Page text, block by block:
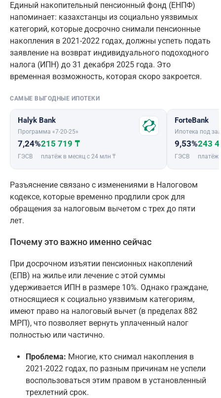
Единый накопительный пенсионный фонд (ЕНПФ)
напоминает: казахстанцы из социально уязвимых
категорий, которые досрочно снимали пенсионные
накопления в 2021-2022 годах, должны успеть подать
заявление на возврат индивидуального подоходного
налога (ИПН) до 31 декабря 2025 года. Это
временная возможность, которая скоро закроется.
САМЫЕ ВЫГОДНЫЕ ИПОТЕКИ
Halyk Bank
Программа «7-20-25»
7,24%
ГЭСВ
215 719 ₸
платёж в месяц с 24 млн ₸
ForteBank
Ипотека под
9,53%
ГЭСВ
243
платёж
Разъяснение связано с изменениями в Налоговом
кодексе, которые временно продлили срок для
обращения за налоговым вычетом с трех до пяти
лет.
Почему это важно именно сейчас
При досрочном изъятии пенсионных накоплений
(ЕПВ) на жилье или лечение с этой суммы
удерживается ИПН в размере 10%. Однако граждане,
относящиеся к социально уязвимым категориям,
имеют право на налоговый вычет (в пределах 882
МРП), что позволяет вернуть уплаченный налог
полностью или частично.
Проблема: Многие, кто снимал накопления в
2021-2022 годах, по разным причинам не успели
воспользоваться этим правом в установленный
трехлетний срок.